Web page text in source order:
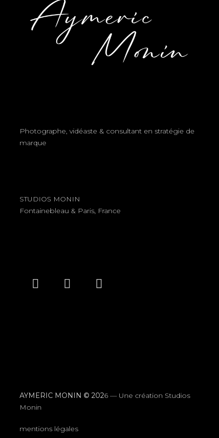
Photographe, vidéaste & consultant en stratégie de
marque
STUDIOS MONIN
Fontainebleau & Paris, France
AYMERIC MONIN © 2026 — Une création Studios
Monin
mentions légales